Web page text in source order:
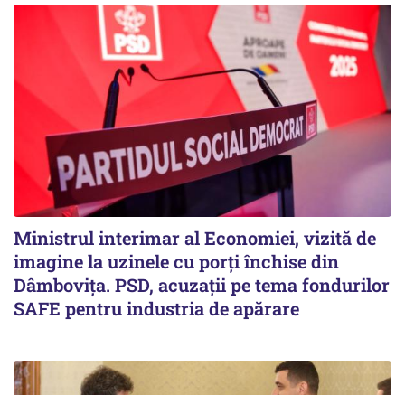
Ministrul interimar al Economiei, vizită de
imagine la uzinele cu porți închise din
Dâmbovița. PSD, acuzații pe tema fondurilor
SAFE pentru industria de apărare